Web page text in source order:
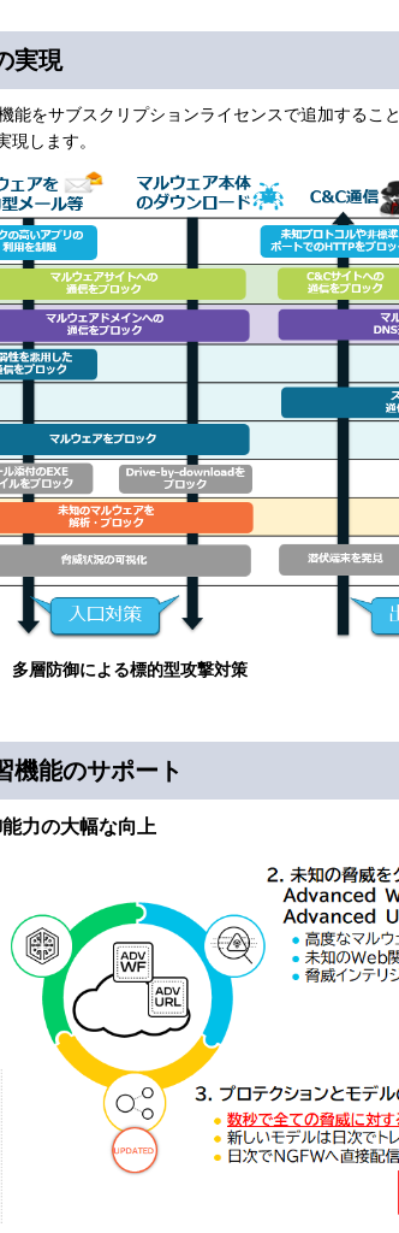
実現
能をサブスクリプションライセンスで追加するこ
します。
多層防御による標的型攻撃対策
機能のサポート
力の大幅な向上